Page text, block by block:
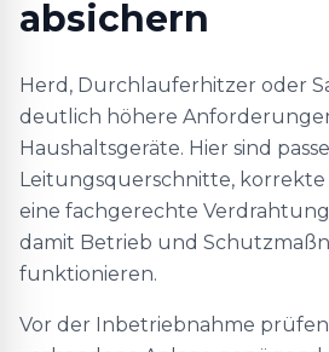
absichern
Herd, Durchlauferhitzer oder
deutlich höhere
Haushaltsgeräte. Hier sind
Leitungsquerschnitte,
eine fachgerechte
damit Betrieb und
funktionieren.
Vor der Inbetriebnahme prüfen